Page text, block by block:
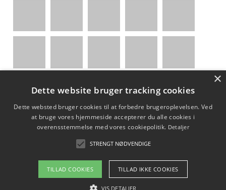
Indholdsfortegnelse skjul
1) Om fodboldtrøjer-med-tryk.dk
Kontakt
×
Dette website bruger tracking cookies
Dette websted bruger cookies til at forbedre brugeroplevelsen. Ved
at bruge vores hjemmeside accepterer du alle cookies i
overensstemmelse med vores cookiepolitik. Detaljer
STRENGT NØDVENDIGE
TILLAD COOKIES TILLAD IKKE COOKIES
VIS DETALJER